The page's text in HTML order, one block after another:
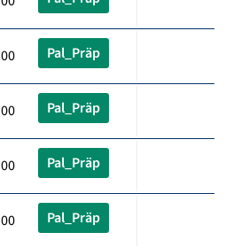
Pal_Präp
Pal_Präp
Pal_Präp
Pal_Präp